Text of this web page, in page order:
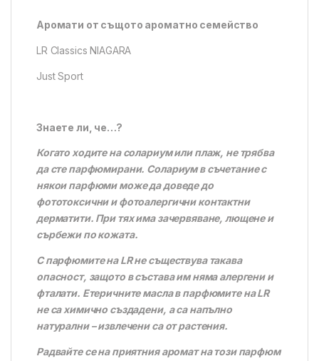
Аромати от същото ароматно семейство
LR Classics NIAGARA
Just Sport
Знаете ли, че…?
Когато ходите на солариум или плаж, не трябва
да сте парфюмирани. Солариум в съчетание с
някои парфюми може да доведе до
фототоксични и фотоалергични контактни
дерматити. При тях има зачервяване, лющене и
сърбежи по кожата.
С парфюмите на LR не съществува такава
опасност, защото в състава им няма алергени и
фталати. Етеричните масла в парфюмите на LR
не са химично създадени, а са напълно
натурални – извлечени са от растения.
Радвайте се на приятния аромат на този парфюм